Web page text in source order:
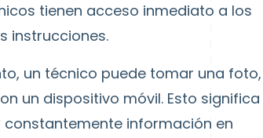
tienen acceso inmediato a los
instrucciones.
un técnico puede tomar una foto,
un dispositivo móvil. Esto significa
información en